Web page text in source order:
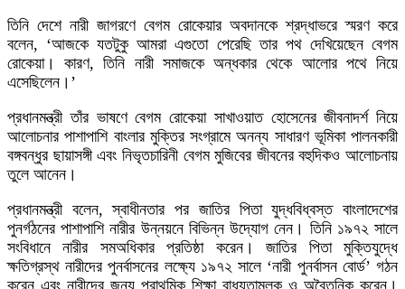
তিনি দেশে নারী জাগরণে বেগম রোকেয়ার অবদানকে শ্রদ্ধাভরে স্মরণ করে
বলেন, ‘আজকে যতটুকু আমরা এগুতো পেরেছি তার পথ দেখিয়েছেন বেগম
রোকেয়া। কারণ, তিনি নারী সমাজকে অন্ধকার থেকে আলোর পথে নিয়ে
এসেছিলেন।’
প্রধানমন্ত্রী তাঁর ভাষণে বেগম রোকেয়া সাখাওয়াত হোসেনের জীবনাদর্শ নিয়ে
আলোচনার পাশাপাশি বাংলার মুক্তির সংগ্রামে অনন্য সাধারণ ভূমিকা পালনকারী
বঙ্গবন্ধুর ছায়াসঙ্গী এবং নিভৃতচারিনী বেগম মুজিবের জীবনের বহুদিকও আলোচনায়
তুলে আনেন।
প্রধানমন্ত্রী বলেন, স্বাধীনতার পর জাতির পিতা যুদ্ধবিধ্বস্ত বাংলাদেশের
পুনর্গঠনের পাশাপাশি নারীর উন্নয়নে বিভিন্ন উদ্যোগ নেন। তিনি ১৯৭২ সালে
সংবিধানে নারীর সমঅধিকার প্রতিষ্ঠা করেন। জাতির পিতা মুক্তিযুদ্ধে
ক্ষতিগ্রস্থ নারীদের পুনর্বাসনের লক্ষ্যে ১৯৭২ সালে ‘নারী পুনর্বাসন বোর্ড’ গঠন
করেন এবং নারীদের জন্য প্রাথমিক শিক্ষা বাধ্যতামূলক ও অবৈতনিক করেন।